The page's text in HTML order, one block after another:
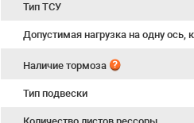
Тип ТСУ
Допустимая нагрузка на одну ось,
Наличие тормоза
Тип подвески